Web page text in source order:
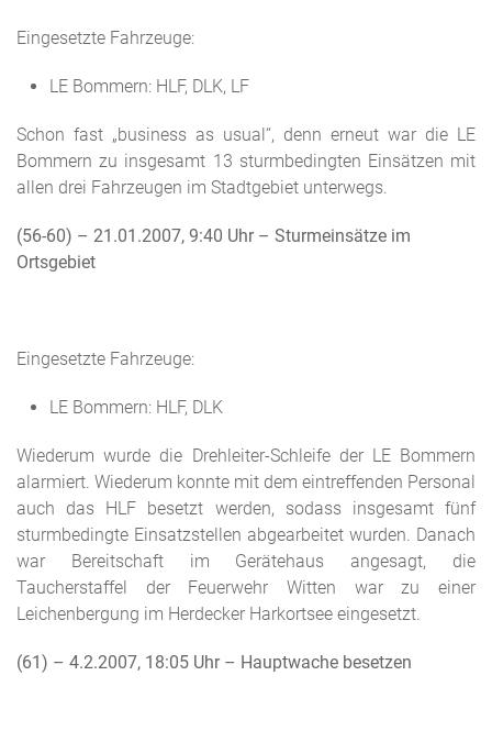
Eingesetzte Fahrzeuge:
LE Bommern: HLF, DLK, LF
Schon fast „business as usual“, denn erneut war die LE
Bommern zu insgesamt 13 sturmbedingten Einsätzen mit
allen drei Fahrzeugen im Stadtgebiet unterwegs.
(56-60) – 21.01.2007, 9:40 Uhr – Sturmeinsätze im
Ortsgebiet
Eingesetzte Fahrzeuge:
LE Bommern: HLF, DLK
Wiederum wurde die Drehleiter-Schleife der LE Bommern
alarmiert. Wiederum konnte mit dem eintreffenden Personal
auch das HLF besetzt werden, sodass insgesamt fünf
sturmbedingte Einsatzstellen abgearbeitet wurden. Danach
war Bereitschaft im Gerätehaus angesagt, die
Taucherstaffel der Feuerwehr Witten war zu einer
Leichenbergung im Herdecker Harkortsee eingesetzt.
(61) – 4.2.2007, 18:05 Uhr – Hauptwache besetzen